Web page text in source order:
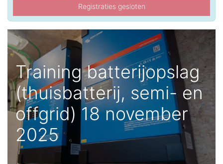
Registraties gesloten
Training batterijopslag
(thuisbatterij, semi- en
offgrid) 18 november
2025